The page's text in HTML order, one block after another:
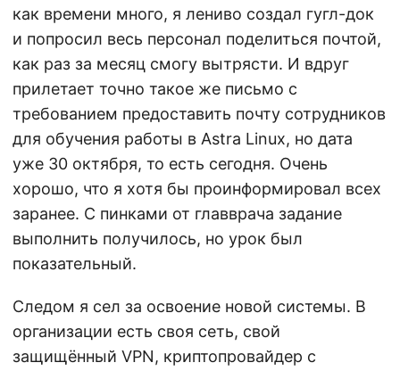
как времени много, я лениво создал гугл-док
и попросил весь персонал поделиться почтой,
как раз за месяц смогу вытрясти. И вдруг
прилетает точно такое же письмо с
требованием предоставить почту сотрудников
для обучения работы в Astra Linux, но дата
уже 30 октября, то есть сегодня. Очень
хорошо, что я хотя бы проинформировал всех
заранее. С пинками от главврача задание
выполнить получилось, но урок был
показательный.
Следом я сел за освоение новой системы. В
организации есть своя сеть, свой
защищённый VPN, криптопровайдер с